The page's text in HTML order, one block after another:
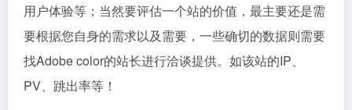
用户体验等；当然要评估一个站的价值，最主要还是需
要根据您自身的需求以及需要，一些确切的数据则需要
找Adobe color的站长进行洽谈提供。如该站的IP、
PV、跳出率等！